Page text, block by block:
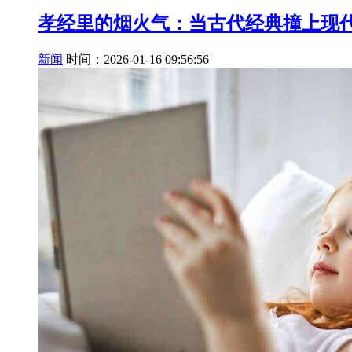
孝经里的烟火气：当古代经典撞上现
新闻 时间：2026-01-16 09:56:56